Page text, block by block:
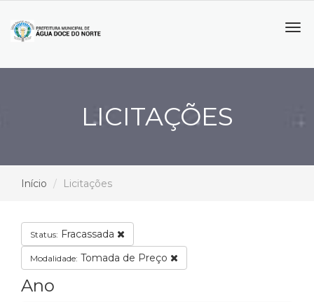
LICITAÇÕES
Início Licitações
Status: Fracassada
Modalidade: Tomada de Preço
Ano